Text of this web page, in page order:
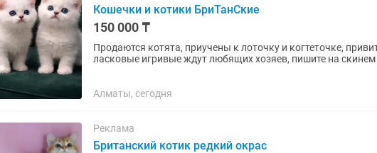
Кошечки и котики БриТанСкие
150 000 ₸
Продаются котята, приучены к лоточку и когтеточке,
ласковые игривые ждут любящих хозяев, пишите на
Алматы, сегодня
Реклама
Британский котик редкий окрас